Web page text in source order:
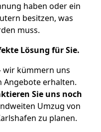
haben oder ein
besitzen, was
muss.
Lösung für Sie.
wir kümmern uns
Angebote erhalten.
Sie uns noch
Umzug von
zu planen.